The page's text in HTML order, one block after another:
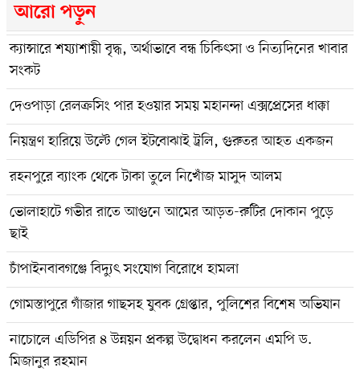
আরো পড়ুন
ক্যান্সারে শয্যাশায়ী বৃদ্ধ, অর্থাভাবে বন্ধ চিকিৎসা ও নিত্যদিনের খাবার
সংকট
দেওপাড়া রেলক্রসিং পার হওয়ার সময় মহানন্দা এক্সপ্রেসের ধাক্কা
নিয়ন্ত্রণ হারিয়ে উল্টে গেল ইটবোঝাই ট্রলি, গুরুতর আহত একজন
রহনপুরে ব্যাংক থেকে টাকা তুলে নিখোঁজ মাসুদ আলম
ভোলাহাটে গভীর রাতে আগুনে আমের আড়ত-রুটির দোকান পুড়ে
ছাই
চাঁপাইনবাবগঞ্জে বিদ্যুৎ সংযোগ বিরোধে হামলা
গোমস্তাপুরে গাঁজার গাছসহ যুবক গ্রেপ্তার, পুলিশের বিশেষ অভিযান
নাচোলে এডিপির ৪ উন্নয়ন প্রকল্প উদ্বোধন করলেন এমপি ড.
মিজানুর রহমান